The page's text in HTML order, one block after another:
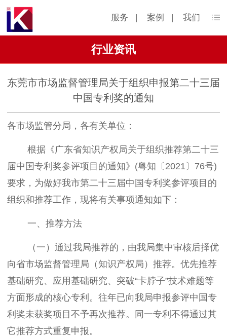
服务 | 案例 | 我们
行业资讯
东莞市市场监督管理局关于组织申报第二十三届
中国专利奖的通知
各市场监管分局，各有关单位：
根据《广东省知识产权局关于组织推荐第二十三
届中国专利奖参评项目的通知》(粤知〔2021〕76号)
要求，为做好我市第二十三届中国专利奖参评项目的
组织和推荐工作，现将有关事项通知如下：
一、推荐方法
（一）通过我局推荐的，由我局集中审核后择优
向省市场监督管理局（知识产权局）推荐。优先推荐
基础研究、应用基础研究、突破“卡脖子”技术难题等
方面形成的核心专利。往年已向我局申报参评中国专
利奖未获奖项目不予再次推荐。同一专利不得通过其
它推荐方式重复申报。